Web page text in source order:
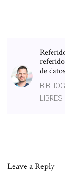
referido
de
LIBRES
Leave a Reply